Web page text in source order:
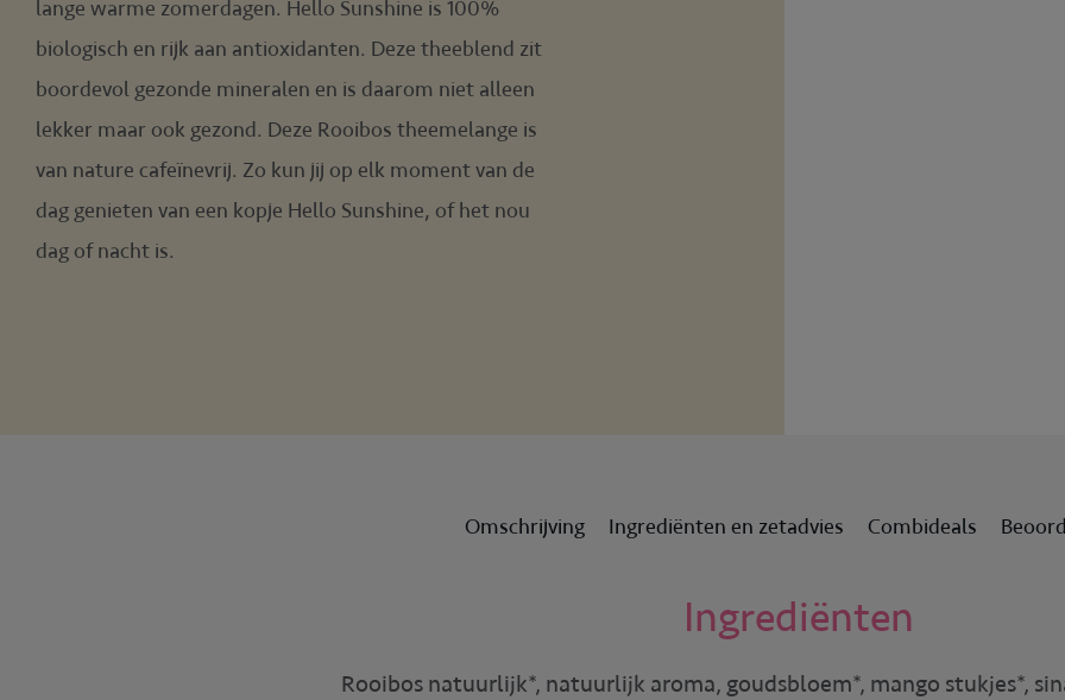
lange warme zomerdagen. Hello Sunshine is 100%
biologisch en rijk aan antioxidanten. Deze theeblend zit
boordevol gezonde mineralen en is daarom niet alleen
lekker maar ook gezond. Deze Rooibos theemelange is
van nature cafeïnevrij. Zo kun jij op elk moment van de
dag genieten van een kopje Hello Sunshine, of het nou
dag of nacht is.
Omschrijving Ingrediënten en zetadvies Combideals
Ingrediënten
Rooibos natuurlijk*, natuurlijk aroma, goudsbloem*, mango stukjes*,